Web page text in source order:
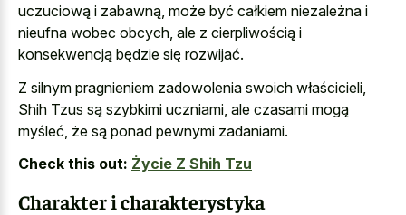
uczuciową i zabawną, może być całkiem niezależna i
nieufna wobec obcych, ale z cierpliwością i
konsekwencją będzie się rozwijać.
Z silnym pragnieniem zadowolenia swoich właścicieli,
Shih Tzus są szybkimi uczniami, ale czasami mogą
myśleć, że są ponad pewnymi zadaniami.
Check this out: Życie Z Shih Tzu
Charakter i charakterystyka